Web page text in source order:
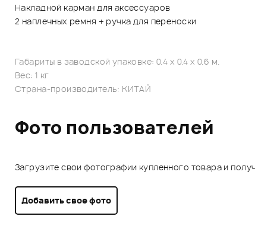
Накладной карман для аксессуаров
2 наплечных ремня + ручка для переноски
Габариты в заводской упаковке: 0.4 x 0.4 x 0.6 м.
Вес: 1 кг
Страна-производитель: КИТАЙ
Фото пользователей
Загрузите свои фотографии купленного товара и
Добавить свое фото